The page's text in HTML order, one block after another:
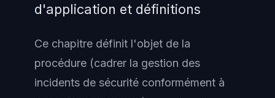
d'application et définitions
Ce chapitre définit l'objet de la
procédure (cadrer la gestion des
incidents de sécurité conformément à